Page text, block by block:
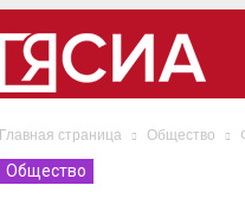
Главная страница Общество
Общество